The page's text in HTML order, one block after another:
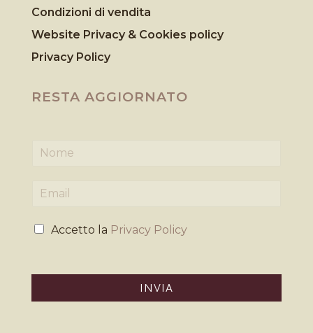
Condizioni di vendita
Website Privacy & Cookies policy
Privacy Policy
RESTA AGGIORNATO
m
iP
Accetto la Privacy Policy
INVIA